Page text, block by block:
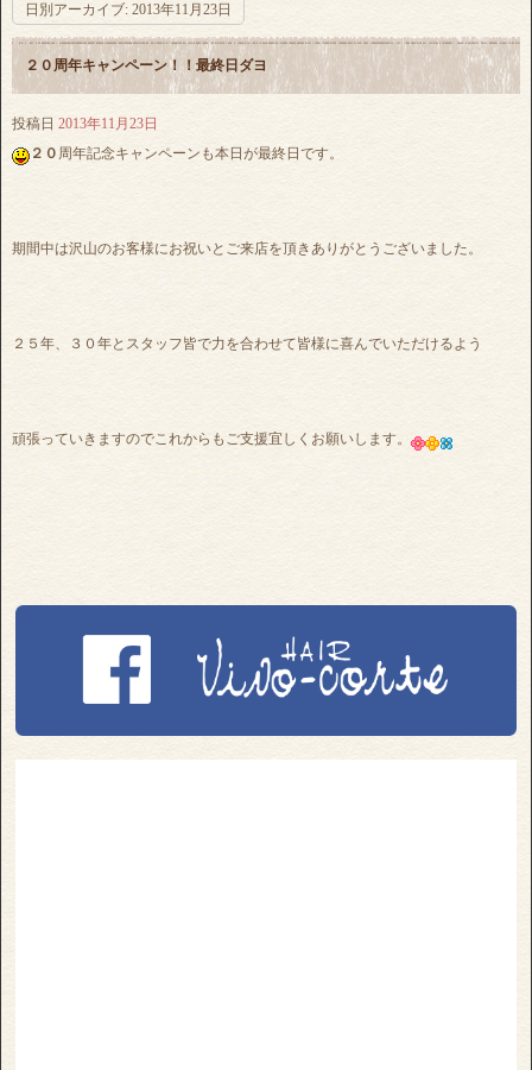
日別アーカイブ: 2013年11月23日
２０周年キャンペーン！！最終日ダヨ
投稿日 2013年11月23日
２０ 周年記念キャンペーンも本日が最終日です。
期間中は沢山のお客様にお祝いとご来店を頂きありがとうございました。
２５年、３０年とスタッフ皆で力を合わせて皆様に喜んでいただけるよう
頑張っていきますのでこれからもご支援宜しくお願いします。